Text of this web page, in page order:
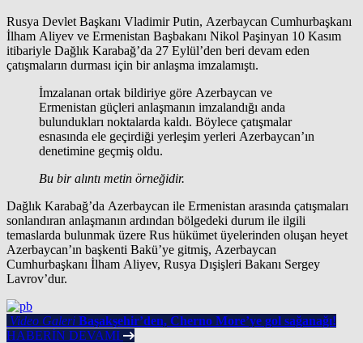
Rusya Devlet Başkanı Vladimir Putin, Azerbaycan Cumhurbaşkanı
İlham Aliyev ve Ermenistan Başbakanı Nikol Paşinyan 10 Kasım
itibariyle Dağlık Karabağ’da 27 Eylül’den beri devam eden
çatışmaların durması için bir anlaşma imzalamıştı.
İmzalanan ortak bildiriye göre Azerbaycan ve
Ermenistan güçleri anlaşmanın imzalandığı anda
bulundukları noktalarda kaldı. Böylece çatışmalar
esnasında ele geçirdiği yerleşim yerleri Azerbaycan’ın
denetimine geçmiş oldu.
Bu bir alıntı metin örneğidir.
Dağlık Karabağ’da Azerbaycan ile Ermenistan arasında çatışmaları
sonlandıran anlaşmanın ardından bölgedeki durum ile ilgili
temaslarda bulunmak üzere Rus hükümet üyelerinden oluşan heyet
Azerbaycan’ın başkenti Bakü’ye gitmiş, Azerbaycan
Cumhurbaşkanı İlham Aliyev, Rusya Dışişleri Bakanı Sergey
Lavrov’dur.
Video Galeri Başakşehir’den, Cherno More’ye gol sağanağı!
HABERİN DEVAMI